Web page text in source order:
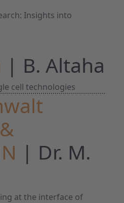
Insights into
| B. Altaha
cell technologies
| Dr. M.
at the interface of